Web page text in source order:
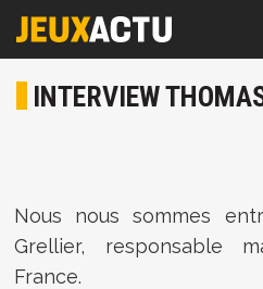
INTERVIEW
Nous nous sommes
Grellier, responsable
France.